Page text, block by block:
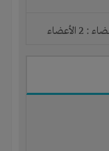
الأعضاء